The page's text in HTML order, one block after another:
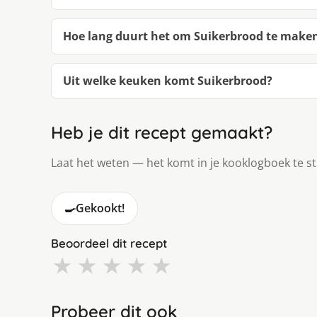
Hoe lang duurt het om Suikerbrood te
Uit welke keuken komt Suikerbrood?
Heb je dit recept gemaakt?
Laat het weten — het komt in je kooklogboek te
🍳Gekookt!
Beoordeel dit recept
★ ★ ★ ★ ★
Probeer dit ook